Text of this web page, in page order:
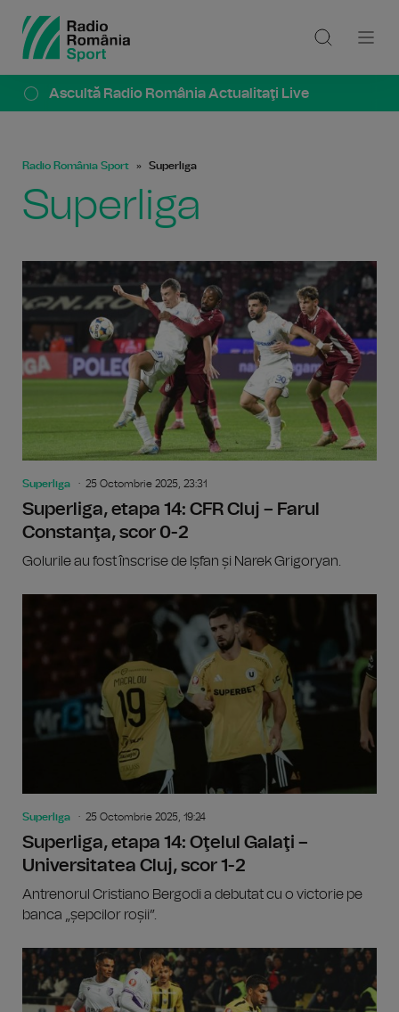
Ascultă Radio România Actualitaţi Live
Radio România Sport Superliga
Superliga
Superliga 25 Octombrie 2025, 23:31
Superliga, etapa 14: CFR Cluj – Farul
Constanţa, scor 0-2
Golurile au fost înscrise de Ișfan și Narek Grigoryan.
Superliga 25 Octombrie 2025, 19:24
Superliga, etapa 14: Oţelul Galaţi –
Universitatea Cluj, scor 1-2
Antrenorul Cristiano Bergodi a debutat cu o victorie pe
banca „șepcilor roșii”.